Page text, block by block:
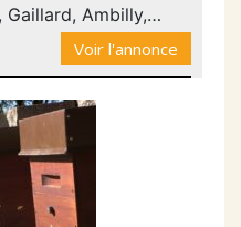
Gaillard, Ambilly,…
Voir l'annonce